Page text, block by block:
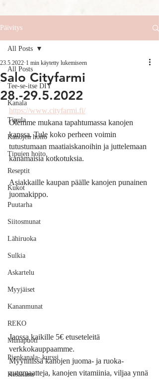
Päivitys
All Posts
Tee-se-itse DIY
Kanala
Tipula
Kanojen hoito
Tipujen hoito
Reseptit
Kukot
Puutarha
Siitosmunat
Lähiruoka
Sulkia
Askartelu
Myyjäiset
Kananmunat
REKO
Munapuoti
Pienkanala- kurssi
Kesäkana
All Posts
Salo Cityfarmi
28.-29.5.2022
23.5.2022 1 min käytetty lukemiseen
https://www.cityfarmi.fi/
Olemme mukana tapahtumassa kanojen
kanssa. Tule koko perheen voimin
tutustumaan maatiaiskanoihin ja juttelemaan
kanamaisia kotkotuksia.
Asiakkaille kaupan päälle kanojen punainen
juomakippo.
Jaossa kaikille 5€ etuseteleitä
verkkokauppaamme.
Myynnissä kanojen juoma- ja ruoka-
automaatteja, kanojen vitamiinia, viljaa ynnä